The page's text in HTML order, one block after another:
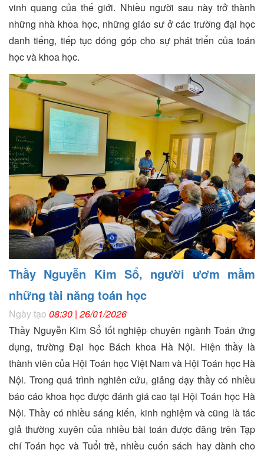
vinh quang của thế giới. Nhiều người sau này trở thành
những nhà khoa học, những giáo sư ở các trường đại học
danh tiếng, tiếp tục đóng góp cho sự phát triển của toán
học và khoa học.
Thầy Nguyễn Kim Sổ, người ươm mầm
những tài năng toán học
Ngày tạo 08:30 | 26/01/2026
Thầy Nguyễn Kim Sổ tốt nghiệp chuyên ngành Toán ứng
dụng, trường Đại học Bách khoa Hà Nội. Hiện thầy là
thành viên của Hội Toán học Việt Nam và Hội Toán học Hà
Nội. Trong quá trình nghiên cứu, giảng dạy thầy có nhiều
báo cáo khoa học được đánh giá cao tại Hội Toán học Hà
Nội. Thầy có nhiều sáng kiến, kinh nghiệm và cũng là tác
giả thường xuyên của nhiều bài toán được đăng trên Tạp
chí Toán học và Tuổi trẻ, nhiều cuốn sách hay dành cho